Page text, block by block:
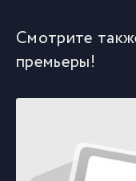
Смотрите
премьеры!